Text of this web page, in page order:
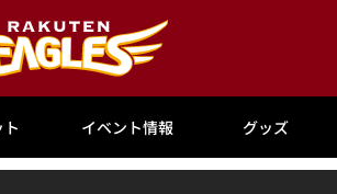
イベント情報 グッズ